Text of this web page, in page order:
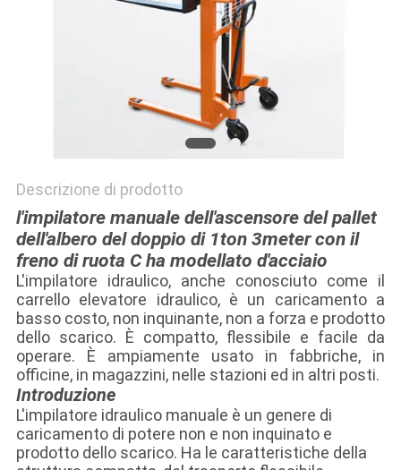
Descrizione di prodotto
l'impilatore manuale dell'ascensore del pallet
dell'albero del doppio di 1ton 3meter con il
freno di ruota C ha modellato d'acciaio
L'impilatore idraulico, anche conosciuto come il
carrello elevatore idraulico, è un caricamento a
basso costo, non inquinante, non a forza e prodotto
dello scarico. È compatto, flessibile e facile da
operare. È ampiamente usato in fabbriche, in
officine, in magazzini, nelle stazioni ed in altri posti.
Introduzione
L'impilatore idraulico manuale è un genere di
caricamento di potere non e non inquinato e
prodotto dello scarico. Ha le caratteristiche della